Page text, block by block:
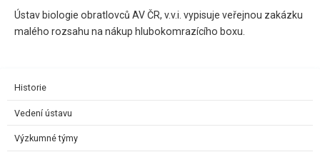
Ústav biologie obratlovců AV ČR, v.v.i. vypisuje veřejnou zakázku
malého rozsahu na nákup hlubokomrazícího boxu.
Historie
Vedení ústavu
Výzkumné týmy